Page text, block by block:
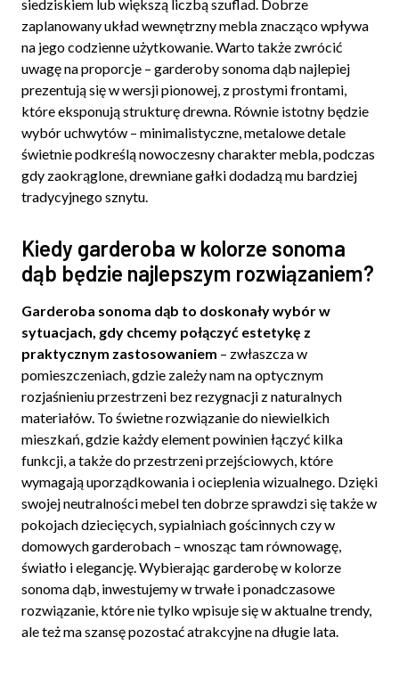
siedziskiem lub większą liczbą szuflad. Dobrze
zaplanowany układ wewnętrzny mebla znacząco wpływa
na jego codzienne użytkowanie. Warto także zwrócić
uwagę na proporcje – garderoby sonoma dąb najlepiej
prezentują się w wersji pionowej, z prostymi frontami,
które eksponują strukturę drewna. Równie istotny będzie
wybór uchwytów – minimalistyczne, metalowe detale
świetnie podkreślą nowoczesny charakter mebla, podczas
gdy zaokrąglone, drewniane gałki dodadzą mu bardziej
tradycyjnego sznytu.
Kiedy garderoba w kolorze sonoma
dąb będzie najlepszym rozwiązaniem?
Garderoba sonoma dąb to doskonały wybór w
sytuacjach, gdy chcemy połączyć estetykę z
praktycznym zastosowaniem – zwłaszcza w
pomieszczeniach, gdzie zależy nam na optycznym
rozjaśnieniu przestrzeni bez rezygnacji z naturalnych
materiałów. To świetne rozwiązanie do niewielkich
mieszkań, gdzie każdy element powinien łączyć kilka
funkcji, a także do przestrzeni przejściowych, które
wymagają uporządkowania i ocieplenia wizualnego. Dzięki
swojej neutralności mebel ten dobrze sprawdzi się także w
pokojach dziecięcych, sypialniach gościnnych czy w
domowych garderobach – wnosząc tam równowagę,
światło i elegancję. Wybierając garderobę w kolorze
sonoma dąb, inwestujemy w trwałe i ponadczasowe
rozwiązanie, które nie tylko wpisuje się w aktualne trendy,
ale też ma szansę pozostać atrakcyjne na długie lata.